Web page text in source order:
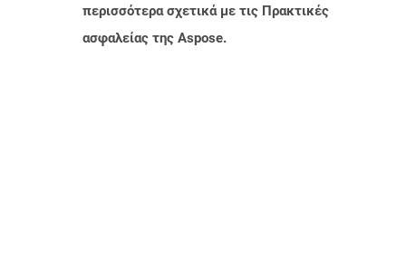
περισσότερα σχετικά με τις Πρακτικές
ασφαλείας της Aspose.